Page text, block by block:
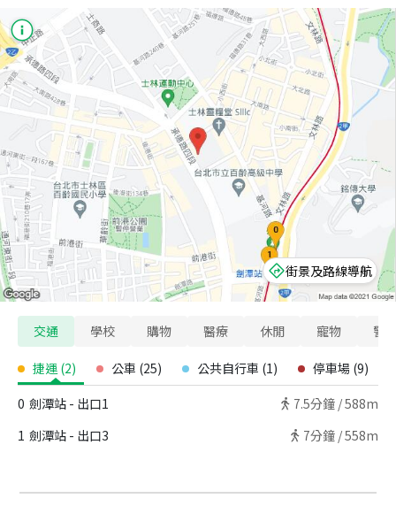
街景及路線導航
交通 學校 購物 醫療 休閒 寵物 警
捷運 (2) 公車 (25) 公共自行車 (1) 停車場 (9)
0 劍潭站 - 出口1 7.5分鐘 /588m
1 劍潭站 - 出口3 7分鐘 /558m